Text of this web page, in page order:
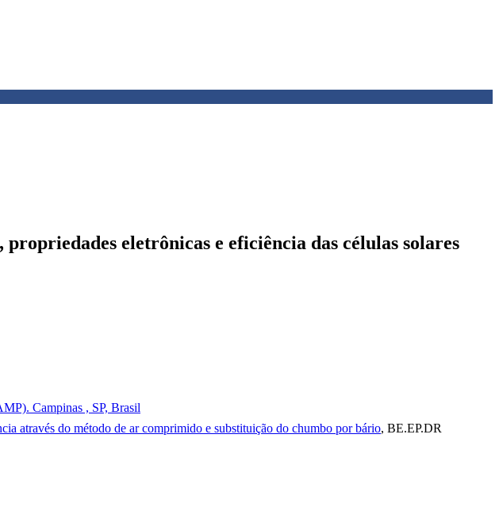
eletrônicas e eficiência das células solares
Campinas , SP, Brasil
através do método de ar comprimido e substituição do chumbo por bário, BE.EP.DR